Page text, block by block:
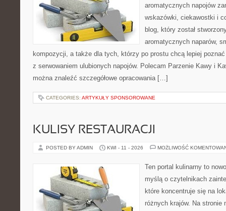
aromatycznych napojów
wskazówki, ciekawostki i
blog, który został
aromatycznych naparów,
kompozycji, a także dla tych, którzy po prostu chcą lepiej
z serwowaniem ulubionych napojów. Polecam Parzenie Kawy i
można znaleźć szczegółowe opracowania […]
CATEGORIES: ARTYKUŁY SPONSOROWANE
KULISY RESTAURACJI
POSTED BY ADMIN KWI - 11 - 2026 MOŻLIWOŚĆ
Ten portal kulinarny to
myślą o czytelnikach
które koncentruje się na
różnych krajów. Na stronie